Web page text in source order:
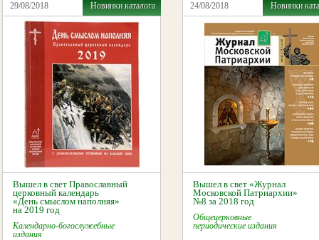
29/08/2018 Новинки каталога
Вышел в свет Православный
церковный календарь
«День смыслом наполняя»
на 2019 год
Календарно-богослужебные
издания
24/08/2018 Новинки
Вышел в свет «Журнал
Московской Патриархии»
№8 за 2018 год
Общецерковные
периодические издания